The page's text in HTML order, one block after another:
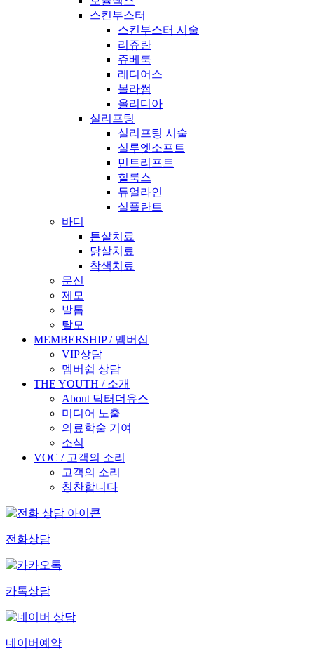
스킨부스터
스킨부스터 시술
리쥬란
쥬베룩
레디어스
볼라썸
올리디아
실리프팅
실리프팅 시술
실루엣소프트
민트리프트
힐룩스
듀얼라인
실플란트
바디
튼살치료
닭살치료
착색치료
문신
제모
발톱
탈모
MEMBERSHIP / 멤버십
VIP상담
멤버쉽 상담
THE YOUTH / 소개
About 닥터더유스
미디어 노출
의료학술 기여
소식
VOC / 고객의 소리
고객의 소리
칭찬합니다
전화상담
카톡상담
네이버예약